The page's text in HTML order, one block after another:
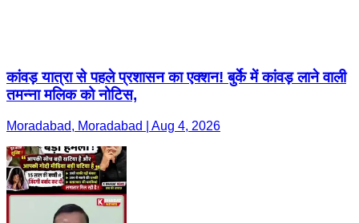
कांवड़ यात्रा से पहले प्रशासन का एक्शन! बुर्के में कांवड़ लाने वाली
तमन्ना मलिक को नोटिस,
Moradabad, Moradabad | Aug 4, 2026